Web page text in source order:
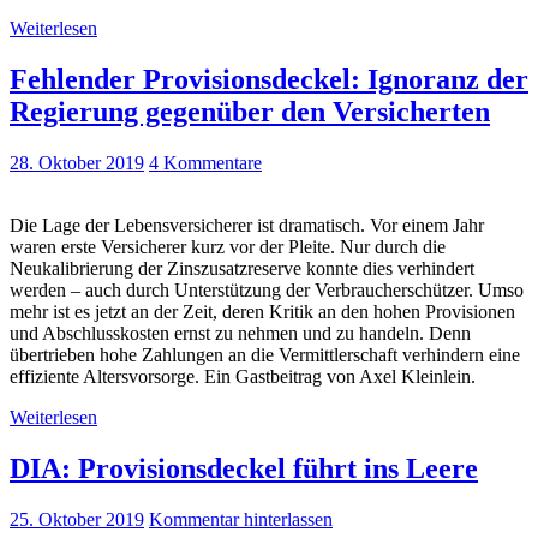
Weiterlesen
Fehlender Provisionsdeckel: Ignoranz der
Regierung gegenüber den Versicherten
28. Oktober 2019 4 Kommentare
Die Lage der Lebensversicherer ist dramatisch. Vor einem Jahr
waren erste Versicherer kurz vor der Pleite. Nur durch die
Neukalibrierung der Zinszusatzreserve konnte dies verhindert
werden – auch durch Unterstützung der Verbraucherschützer. Umso
mehr ist es jetzt an der Zeit, deren Kritik an den hohen Provisionen
und Abschlusskosten ernst zu nehmen und zu handeln. Denn
übertrieben hohe Zahlungen an die Vermittlerschaft verhindern eine
effiziente Altersvorsorge. Ein Gastbeitrag von Axel Kleinlein.
Weiterlesen
DIA: Provisionsdeckel führt ins Leere
25. Oktober 2019 Kommentar hinterlassen